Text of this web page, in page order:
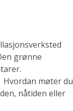
grønne
møter du
nåtiden eller